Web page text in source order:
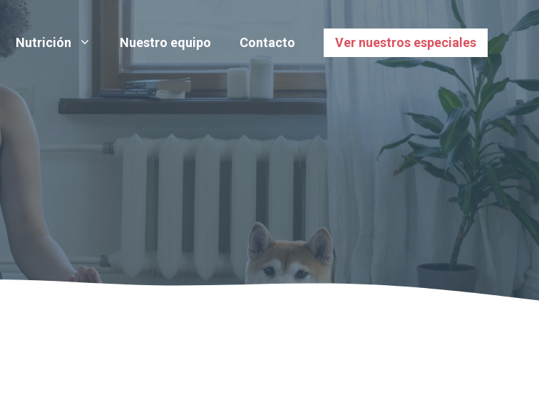
Nutrición Nuestro equipo Contacto Ver nuestros especiales